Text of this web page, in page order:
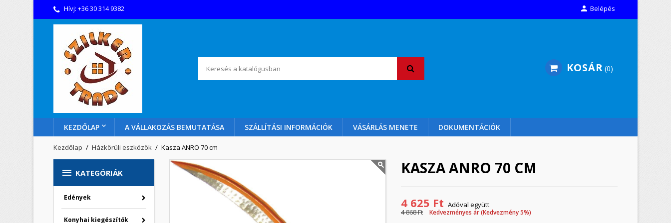
Hívj:+36 30 314 9382  Belépés
KOSÁR 0
KEZDŐLAP A VÁLLAKOZÁS BEMUTATÁSA SZÁLLÍTÁSI INFORMÁCIÓK VÁSÁRLÁS MENETE DOKUMENTÁCIÓK
Kezdőlap Házkörüli eszközök Kasza ANRO 70 cm
 KATEGÓRIÁK
Edények
Konyhai kiegészítők
KASZA ANRO 70 CM
4 625 Ft Adóval együtt
4 868 Ft
Kedvezményes ár (Kedvezmény 5%)